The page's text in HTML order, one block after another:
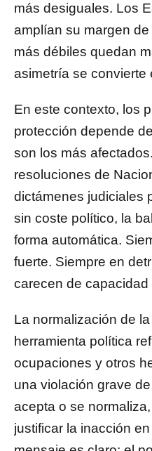
más desiguales. Los
amplían su margen
más débiles quedan
asimetría se convierte
En este contexto, los
protección depende
son los más
resoluciones de
dictámenes judiciales
sin coste político, la
forma automática.
fuerte. Siempre en
carecen de capacidad
La normalización de
herramienta política
ocupaciones y otros
una violación grave
acepta o se
justificar la inacción